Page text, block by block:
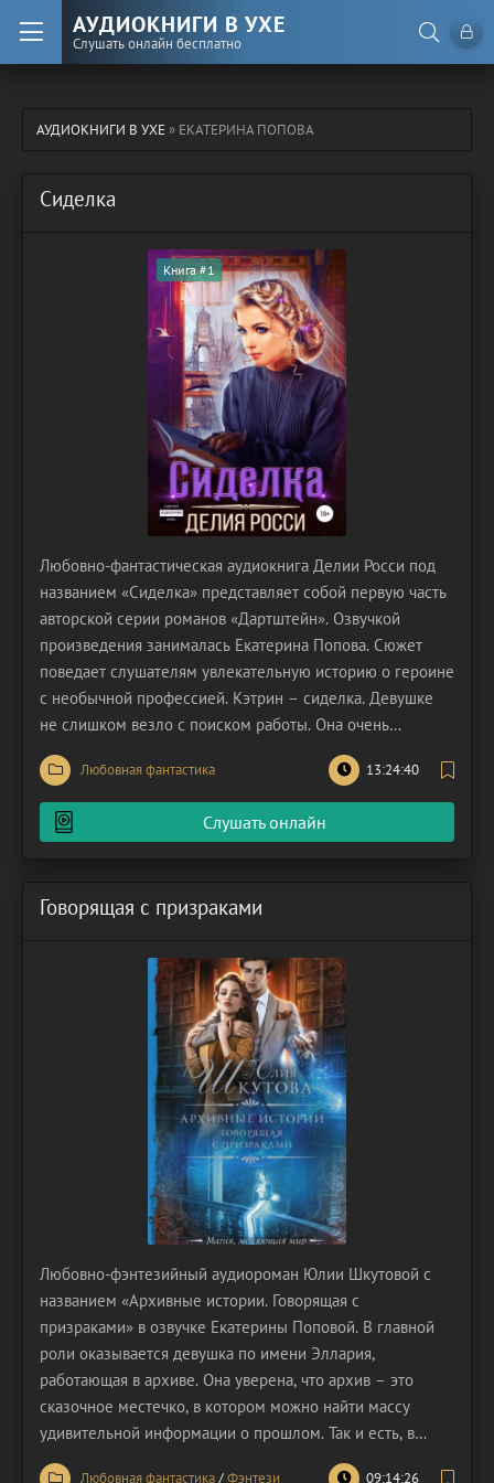
АУДИОКНИГИ В УХЕ
Слушать онлайн бесплатно
АУДИОКНИГИ В УХЕ» ЕКАТЕРИНА ПОПОВА
Сиделка
Книга #1
Любовно-фантастическая аудиокнига Делии Росси под
названием «Сиделка» представляет собой первую часть
авторской серии романов «Дартштейн». Озвучкой
произведения занималась Екатерина Попова. Сюжет
поведает слушателям увлекательную историю о героине
с необычной профессией. Кэтрин – сиделка. Девушке
не слишком везло с поиском работы. Она очень
старалась найти себе хорошую работу, но ей всё время
либо отказывали, либо указывали на дверь после
нескольких недель. За два года Кэтрин успела сменить
Любовная фантастика 13:24:40
Слушать онлайн
Говорящая с призраками
Любовно-фэнтезийный аудиороман Юлии Шкутовой с
названием «Архивные истории. Говорящая с
призраками» в озвучке Екатерины Поповой. В главной
роли оказывается девушка по имени Эллария,
работающая в архиве. Она уверена, что архив – это
сказочное местечко, в котором можно найти массу
удивительной информации о прошлом. Так и есть, в
документах встречаются разные моменты обо всём, в
Любовная фантастика/Фэнтези 09:14:26